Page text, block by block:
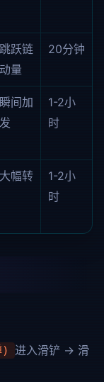
跃链
量
20分钟
间加
1-2小
时
幅转
1-2小
时
进入滑铲 → 滑